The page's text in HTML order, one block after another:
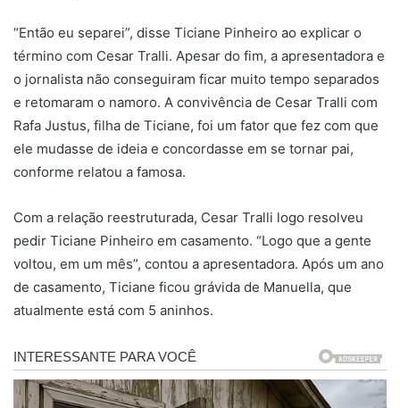
“Então eu separei”, disse Ticiane Pinheiro ao explicar o
término com Cesar Tralli. Apesar do fim, a apresentadora e
o jornalista não conseguiram ficar muito tempo separados
e retomaram o namoro. A convivência de Cesar Tralli com
Rafa Justus, filha de Ticiane, foi um fator que fez com que
ele mudasse de ideia e concordasse em se tornar pai,
conforme relatou a famosa.
Com a relação reestruturada, Cesar Tralli logo resolveu
pedir Ticiane Pinheiro em casamento. “Logo que a gente
voltou, em um mês”, contou a apresentadora. Após um ano
de casamento, Ticiane ficou grávida de Manuella, que
atualmente está com 5 aninhos.